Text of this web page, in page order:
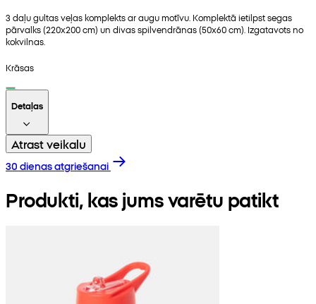
3 daļu gultas veļas komplekts ar augu motīvu. Komplektā ietilpst segas
pārvalks (220x200 cm) un divas spilvendrānas (50x60 cm). Izgatavots no
kokvilnas.
Krāsas
Detaļas
Atrast veikalu
30 dienas atgriešanai
Produkti, kas jums varētu patikt